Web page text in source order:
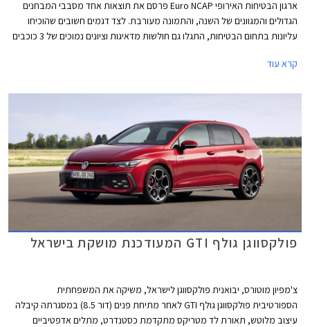
ארגון הבטיחות האירופי Euro NCAP פרסם את תוצאות אחד מסבבי המבחנים
הגדולים והמגוונים של השנה, והתמונה מעורבת. לצד דגמים חשובים שהוכיחו
עליונות בתחום הבטיחות, התגלו גם חולשות מדאיגות וציונים נמוכים של 3 כוכבים
מנת לבדוק את רמת בטיחותו בסטנדרטים של היום.
קרא עוד
פולקסווגן גולף GTI המעודכנת מושקת בישראל
צ'מפיון מוטורס, יבואנית פולקסווגן לישראל, משיקה את המשפחתית
הספורטיבית פולקסווגן גולף GTI לאחר מתיחת פנים (דור 8.5) במסגרתה קיבלה
עיצוב מלוטש, תאורת לד מטריקס מתקדמת כסטנדרט, מתלים אדפטיביים